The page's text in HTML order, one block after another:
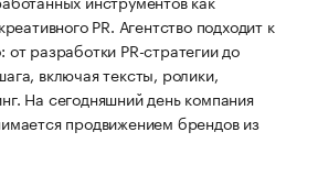
PR. Агентство подходит к
разработки PR-стратегии до
включая тексты, ролики,
На сегодняшний день компания
продвижением брендов из